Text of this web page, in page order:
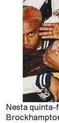
Nesta quinta-